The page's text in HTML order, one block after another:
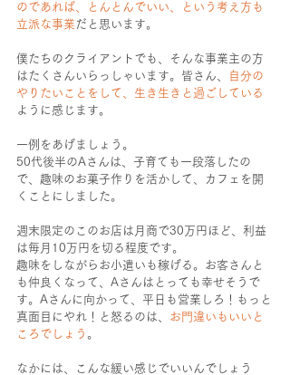
のであれば、とんとんでいい、という考え方も
立派な事業 だと思います。
僕たちのクライアントでも、そんな事業主の方
はたくさんいらっしゃいます。皆さん、
自分の
やりたいことをして、生き生きと過ごしている
ように感じます。
一例をあげましょう。
50代後半のAさんは、子育ても一段落したの
で、趣味のお菓子作りを活かして、カフェを開
くことにしました。
週末限定のこのお店は月商で30万円ほど、利益
は毎月10万円を切る程度です。
趣味をしながらお小遣いも稼げる。お客さんと
も仲良くなって、Aさんはとっても幸せそうで
す。Aさんに向かって、平日も営業しろ！もっと
真面目にやれ！と怒るのは、 お門違いもいいと
ころでしょう 。
なかには、こんな緩い感じでいいんでしょう